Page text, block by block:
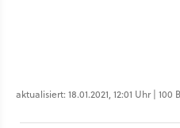
aktualisiert: 18.01.2021, 12:01 Uhr | 100